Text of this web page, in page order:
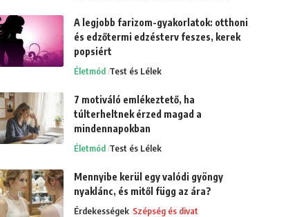
A legjobb farizom-gyakorlatok: otthoni
és edzőtermi edzésterv feszes, kerek
popsiért
Életmód Test és Lélek
7 motiváló emlékeztető, ha
túlterheltnek érzed magad a
mindennapokban
Életmód Test és Lélek
Mennyibe kerül egy valódi gyöngy
nyaklánc, és mitől függ az ára?
Érdekességek Szépség és divat